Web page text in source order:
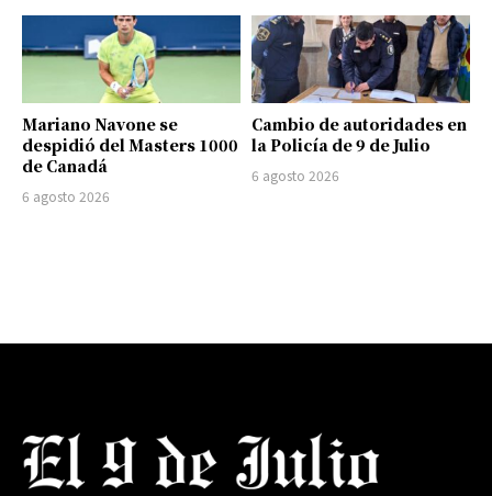
Mariano Navone se
despidió del Masters 1000
de Canadá
6 agosto 2026
Cambio de autoridades en
la Policía de 9 de Julio
6 agosto 2026